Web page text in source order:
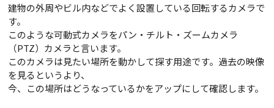
建物の外周やビル内などでよく設置している回転するカメラで
す。
このような可動式カメラをパン・チルト・ズームカメラ
（PTZ）カメラと言います。
このカメラは見たい場所を動かして探す用途です。過去の映像
を見るというより、
今、この場所はどうなっているかをアップにして確認します。